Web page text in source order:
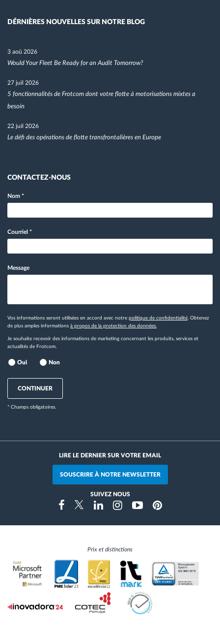
DÉRNIÈRES NOUVELLES SUR NOTRE BLOG
3 aoû 2026
Would Your Fleet Be Ready for an Audit Tomorrow?
27 juil 2026
5 fonctionnalités de Frotcom dont votre flotte à motorisations mixtes a
besoin
22 juil 2026
Le défi des opérations de flotte transfrontalières en Europe
CONTACTEZ-NOUS
Nom *
Courriel *
Message
Vos informations seront utilisées en accord avec notre politique de confidentialité. Obtenez
de plus amples informations à propos de la protection des données.
Je souhaite recevoir des informations de marketing concernant les produits, services et
actualités de Frotcom.
Oui Non
CONTINUER
* Champs obligatoires.
LIRE LE DERNIER SUR VOTRE EMAIL
SOUSCRIRE À NOTRE NEWSLETTER
SUIVEZ NOUS
FacebookTwitterLinkedinInstragramYoutubePinterest
Prix et distinctions